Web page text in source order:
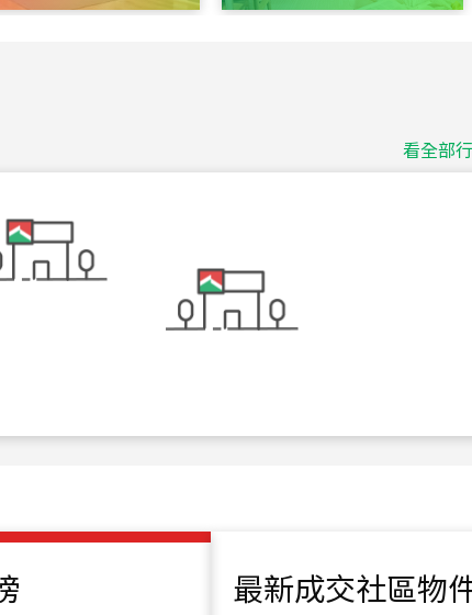
看全部
最新成交社區物
台北市中山區長春路
新竹市新竹市慈祥路
115年07月 成交